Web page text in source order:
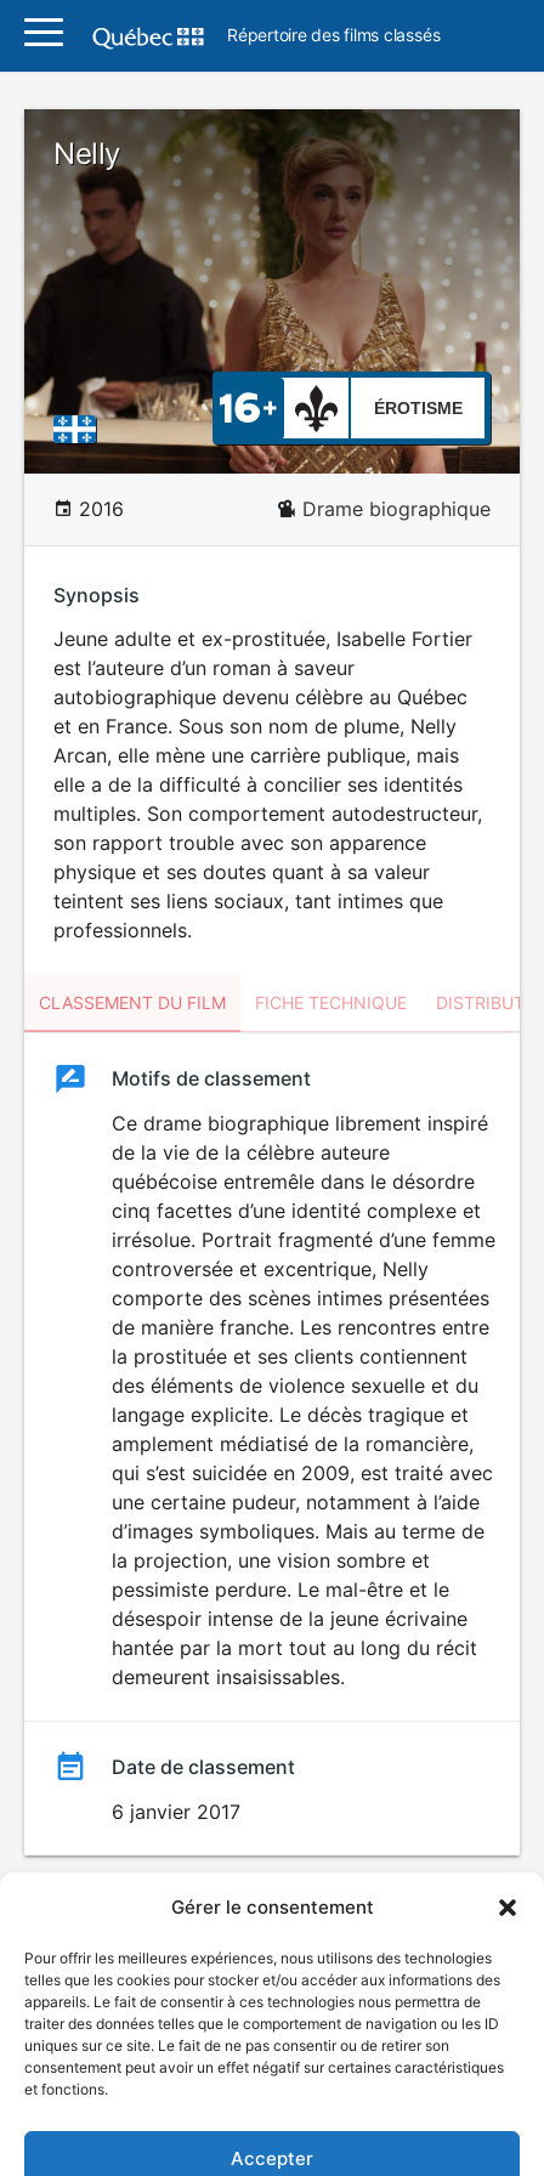
Gérer le consentement
Pour offrir les meilleures expériences, nous utilisons des technologies
telles que les cookies pour stocker et/ou accéder aux informations des
appareils. Le fait de consentir à ces technologies nous permettra de
traiter des données telles que le comportement de navigation ou les ID
uniques sur ce site. Le fait de ne pas consentir ou de retirer son
consentement peut avoir un effet négatif sur certaines caractéristiques
et fonctions.
Accepter
Répertoire des films classés
Nelly
ÉROTISME
2016 Drame biographique
Synopsis
Jeune adulte et ex-prostituée, Isabelle Fortier
est l’auteure d’un roman à saveur
autobiographique devenu célèbre au Québec
et en France. Sous son nom de plume, Nelly
Arcan, elle mène une carrière publique, mais
elle a de la difficulté à concilier ses identités
multiples. Son comportement autodestructeur,
son rapport trouble avec son apparence
physique et ses doutes quant à sa valeur
teintent ses liens sociaux, tant intimes que
professionnels.
CLASSEMENT DU FILM FICHE TECHNIQUE
ClassementClassement
ÉROTISME
Motifs de classement
Ce drame biographique librement inspiré
de la vie de la célèbre auteure
québécoise entremêle dans le désordre
cinq facettes d’une identité complexe et
irrésolue. Portrait fragmenté d’une femme
controversée et excentrique, Nelly
comporte des scènes intimes présentées
de manière franche. Les rencontres entre
la prostituée et ses clients contiennent
des éléments de violence sexuelle et du
langage explicite. Le décès tragique et
amplement médiatisé de la romancière,
qui s’est suicidée en 2009, est traité avec
une certaine pudeur, notamment à l’aide
d’images symboliques. Mais au terme de
la projection, une vision sombre et
pessimiste perdure. Le mal-être et le
désespoir intense de la jeune écrivaine
hantée par la mort tout au long du récit
demeurent insaisissables.
Date de classement
6 janvier 2017
© Gouvernement du Québec, 2026
Plan du site
Accessibilité